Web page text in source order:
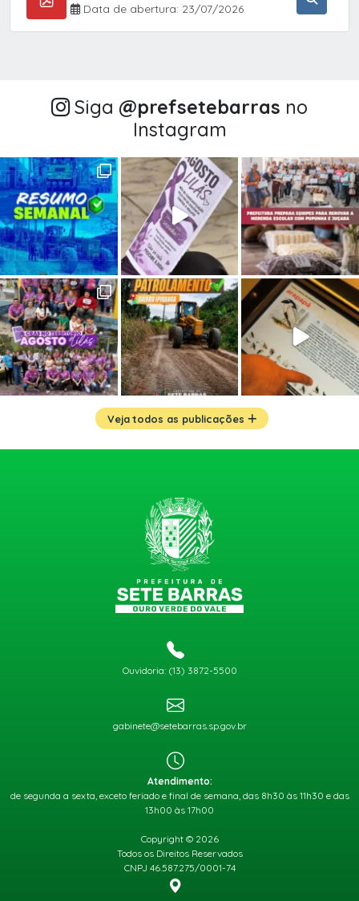
Data de abertura: 23/07/2026
Siga @‌prefsetebarras no
Instagram
Veja todos as publicações
Ouvidoria: (13) 3872-5500
gabinete@setebarras.sp.gov.br
Atendimento:
de segunda a sexta, exceto feriado e final de semana, das 8h30 às 11h30 e das
13h00 às 17h00
Copyright © 2026
Todos os Direitos Reservados
CNPJ 46.587.275/0001-74